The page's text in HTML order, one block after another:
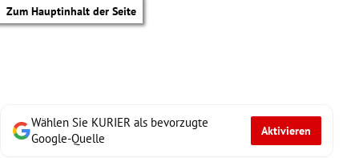
Zum Hauptinhalt der Seite
Wählen Sie KURIER als bevorzugte
Google-Quelle
Aktivieren